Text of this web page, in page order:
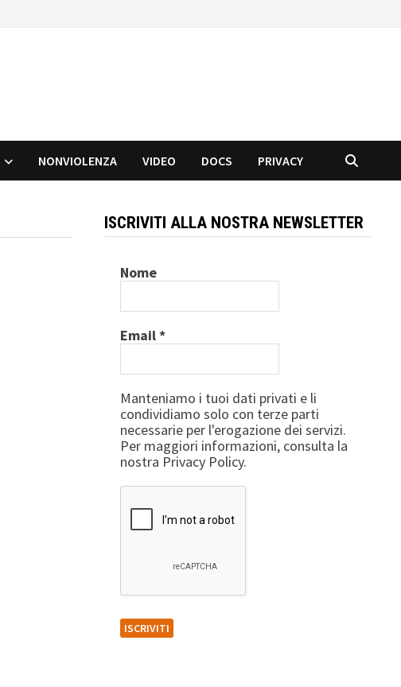
NONVIOLENZA VIDEO DOCS PRIVACY
ISCRIVITI ALLA NOSTRA NEWSLETTER
Nome
Email*
Manteniamo i tuoi dati privati e li
condividiamo solo con terze parti
necessarie per l'erogazione dei servizi.
Per maggiori informazioni, consulta la
nostra Privacy Policy.